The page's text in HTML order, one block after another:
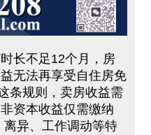
长不足12个月，房
无法再享受自住房免
条规则，卖房收益需
资本收益仅需缴纳
异、工作调动等特